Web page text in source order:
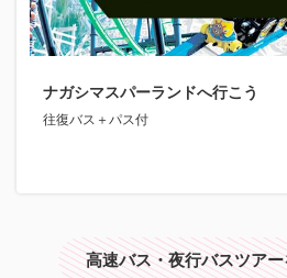
ナガシマスパーランドへ行こう
往復バス＋パス付
高速バス・夜行バスツア